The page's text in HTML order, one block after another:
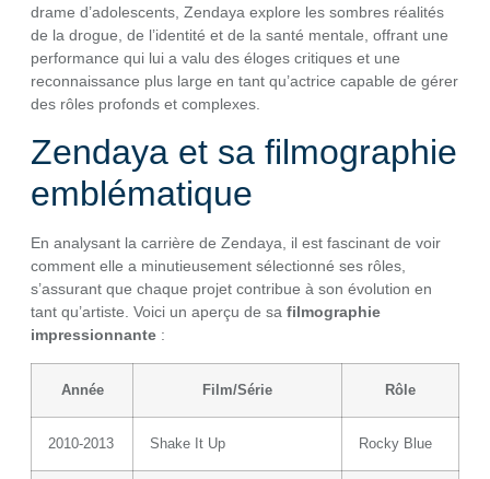
drame d’adolescents, Zendaya explore les sombres réalités
de la drogue, de l’identité et de la santé mentale, offrant une
performance qui lui a valu des éloges critiques et une
reconnaissance plus large en tant qu’actrice capable de gérer
des rôles profonds et complexes.
Zendaya et sa filmographie
emblématique
En analysant la carrière de Zendaya, il est fascinant de voir
comment elle a minutieusement sélectionné ses rôles,
s’assurant que chaque projet contribue à son évolution en
tant qu’artiste. Voici un aperçu de sa filmographie
impressionnante :
Année Film/Série Rôle
2010-2013 Shake It Up Rocky Blue